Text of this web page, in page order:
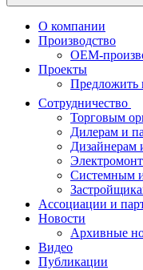
О компании
Производство
OEM-
Проекты
Предложить
Сотрудничество
Торговым
Дилерам и
Дизайнерам
Системным
Ассоциации и
Новости
Архивные
Видео
Публикации